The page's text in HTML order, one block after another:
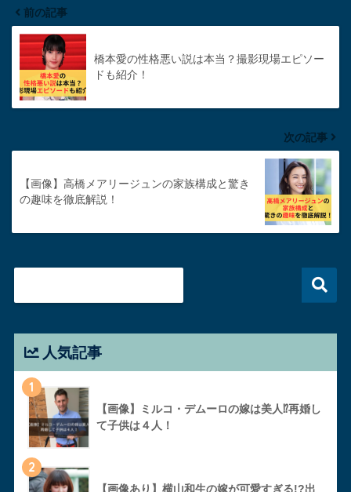
前の記事
橋本愛の性格悪い説は本当？撮影現場エピソー
ドも紹介！
次の記事
【画像】高橋メアリージュンの家族構成と驚き
の趣味を徹底解説！
人気記事
1
【画像】ミルコ・デムーロの嫁は美人⁉︎再婚し
て子供は４人！
2
【画像あり】横山和生の嫁が可愛すぎる!?出